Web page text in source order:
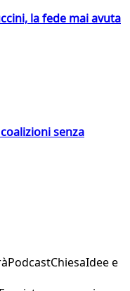
la fede mai avuta
senza
PodcastChiesaIdee e